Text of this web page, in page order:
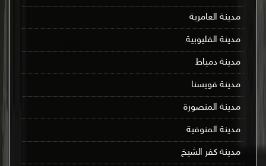
مدينة العامرية
مدينة القليوبية
مدينة دمياط
مدينة قويسنا
مدينة المنصورة
مدينة المنوفية
مدينة كفر الشيخ